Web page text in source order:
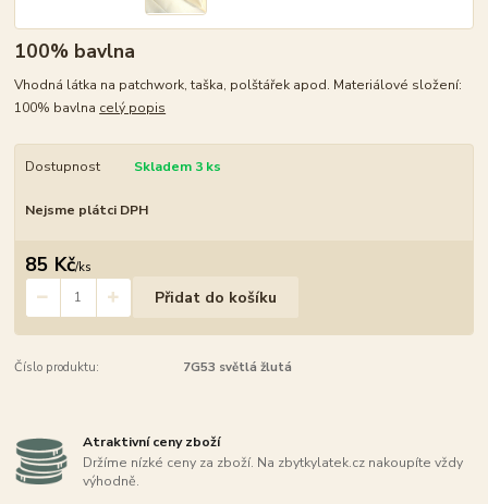
100% bavlna
Vhodná látka na patchwork, taška, polštářek apod. Materiálové složení:
100% bavlna celý popis
Dostupnost Skladem 3 ks
Nejsme plátci DPH
85 Kč/ks
Přidat do košíku
Číslo produktu: 7G53 světlá žlutá
Atraktivní ceny zboží
Držíme nízké ceny za zboží. Na zbytkylatek.cz nakoupíte vždy
výhodně.